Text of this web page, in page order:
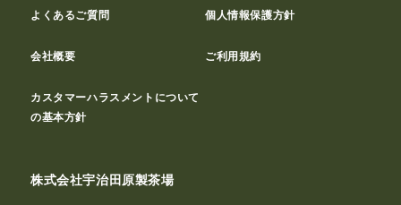
よくあるご質問 個人情報保護方針
会社概要 ご利用規約
カスタマーハラスメントについて
の基本方針
株式会社宇治田原製茶場